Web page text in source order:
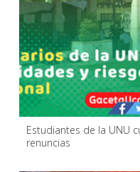
Estudiantes de la UNU
renuncias